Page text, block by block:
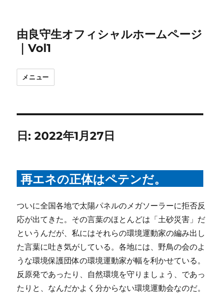
由良守生オフィシャルホームページ
｜Vol1
メニュー
日:2022年1月27日
再エネの正体はペテンだ。
ついに全国各地で太陽パネルのメガソーラーに拒否反
応が出てきた。その言葉のほとんどは「土砂災害」だ
というんだが、私にはそれらの環境運動家の編み出し
た言葉に吐き気がしている。各地には、野鳥の会のよ
うな環境保護団体の環境運動家が幅を利かせている。
反原発であったり、自然環境を守りましょう、であっ
たりと、なんだかよく分からない環境運動会なのだ。